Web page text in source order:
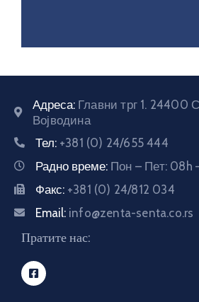
Адреса: Главни трг 1. 24400
Војводина
Тел: +381 (0) 24/655 444
Радно време: Пон – Пет: 08h
Факс: +381 (0) 24/812 034
Email: info@zenta-senta.co.rs
Пратите нас: